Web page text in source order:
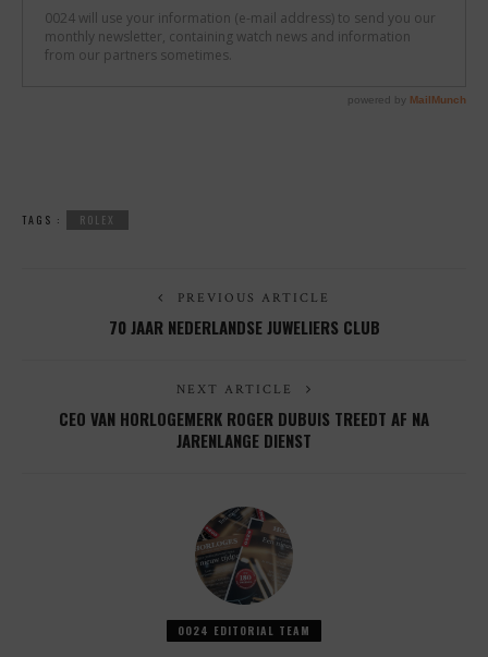
TAGS : ROLEX
PREVIOUS ARTICLE
70 JAAR NEDERLANDSE JUWELIERS CLUB
NEXT ARTICLE
CEO VAN HORLOGEMERK ROGER DUBUIS TREEDT AF NA
JARENLANGE DIENST
0024 EDITORIAL TEAM